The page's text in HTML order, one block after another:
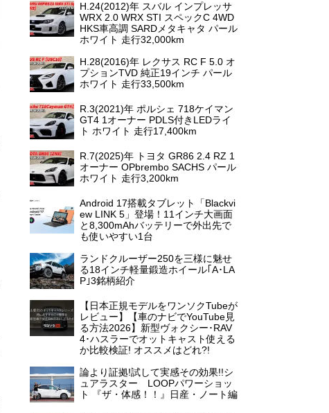
H.24(2012)年 スバル インプレッサ
WRX 2.0 WRX STI スペックC 4WD
HKS車高調 SARDメタキャタ パール
ホワイト 走行32,000km
H.28(2016)年 レクサス RC F 5.0 オ
プションTVD 純正19インチ パール
ホワイト 走行33,500km
R.3(2021)年 ポルシェ 718ケイマン
GT4 1オーナー PDLS付きLEDライ
ト ホワイト 走行17,400km
R.7(2025)年 トヨタ GR86 2.4 RZ 1
オーナー OPbrembo SACHS パール
ホワイト 走行3,200km
Android 17搭載タブレット「Blackvi
ew LINK 5」登場！11インチ大画面
と8,300mAhバッテリーで外出先で
も使いやすい1台
ランドクルーザー250を三様に魅せ
る18インチ軽量鍛造ホイール｢A･LA
P｣3銘柄紹介
【日本正規モデルをワンソクTubeが
レビュー】【車のナビでYouTube見
る方法2026】新型ヴォクシー･RAV
4･ハスラーでオットキャスト使える
か比較検証! オススメはどれ?!
論より証拠!試して実感その効果!!シ
ュアラスター LOOPパワーショッ
ト 『ザ・体感！！』日産・ノート編